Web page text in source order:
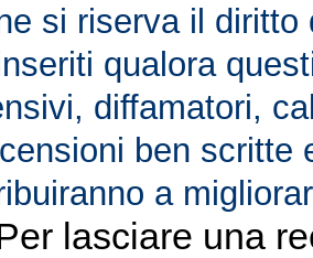
si riserva il diritto
qualora
diffamatori,
ben scritte
a
lasciare una